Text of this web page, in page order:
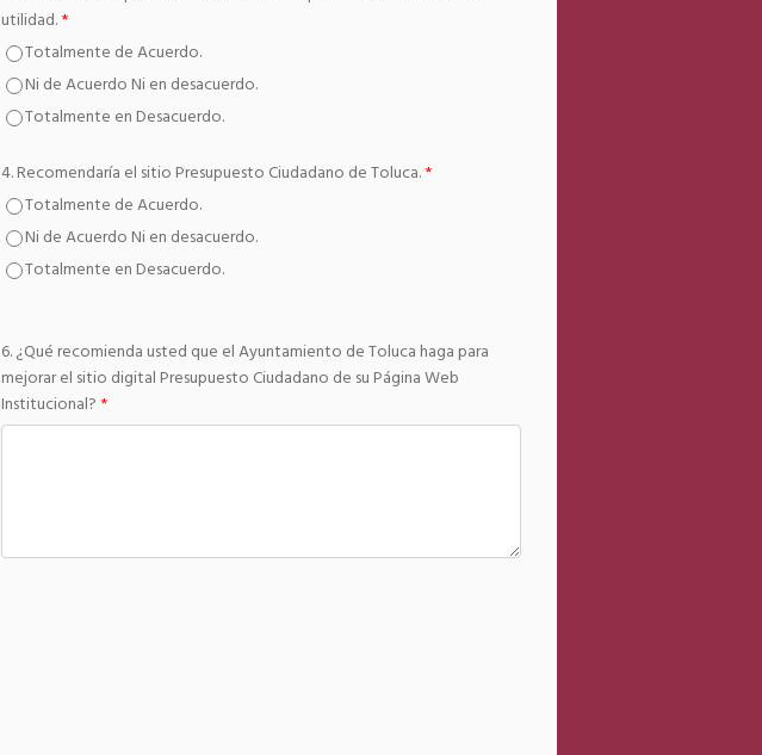
utilidad.*
Totalmente de Acuerdo.
Ni de Acuerdo Ni en desacuerdo.
Totalmente en Desacuerdo.
4. Recomendaría el sitio Presupuesto Ciudadano de Toluca.*
Totalmente de Acuerdo.
Ni de Acuerdo Ni en desacuerdo.
Totalmente en Desacuerdo.
6. ¿Qué recomienda usted que el Ayuntamiento de Toluca haga para
mejorar el sitio digital Presupuesto Ciudadano de su Página Web
Institucional? *